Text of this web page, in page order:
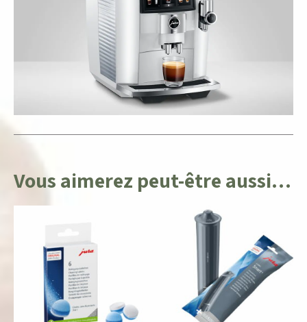
Vous aimerez peut-être aussi…